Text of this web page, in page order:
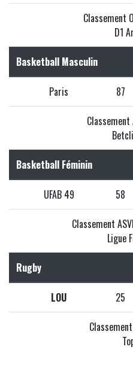
Classement
D1
Basketball Masculin
Paris 87
Classement
Basketball Féminin
UFAB 49 58
Classement
Ligue
Rugby
LOU 25